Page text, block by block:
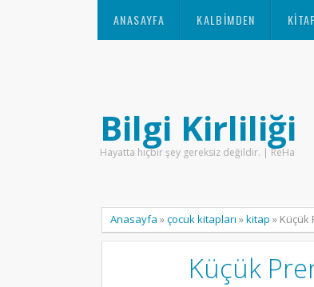
ANASAYFA KALBIMDEN
Bilgi Kirliliği
Hayatta hiçbir şey gereksiz değildir. | ReHa
Anasayfa »çocuk kitapları »kitap » Küçük
Küçük